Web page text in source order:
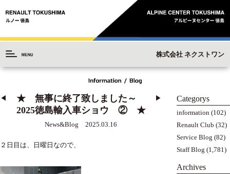
株式会社 ネクストワン
◀︎
★ 無事に終了致しました～
2025徳島輸入車ショウ ② ★
News&Blog 2025.03.16
▶︎
２日目は、日曜日なので、
Categorys
information (102)
Renault Club (32)
Service Blog (82)
Staff Blog (1,781)
Archives